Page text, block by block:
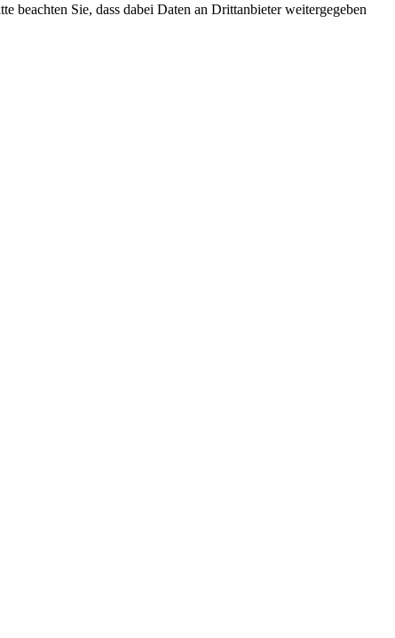
beachten Sie, dass dabei Daten an Drittanbieter weitergegeben